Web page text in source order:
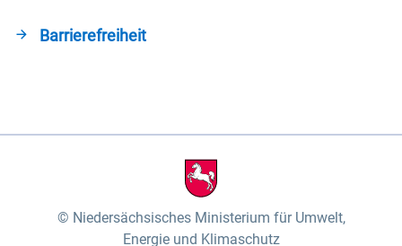
Barrierefreiheit
Niedersächsisches Ministerium für Umwelt,
Energie und Klimaschutz